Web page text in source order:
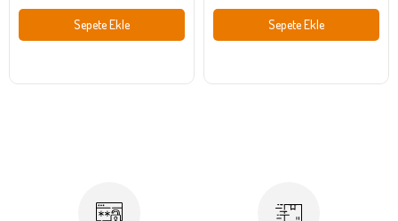
Sepete Ekle Sepete Ekle